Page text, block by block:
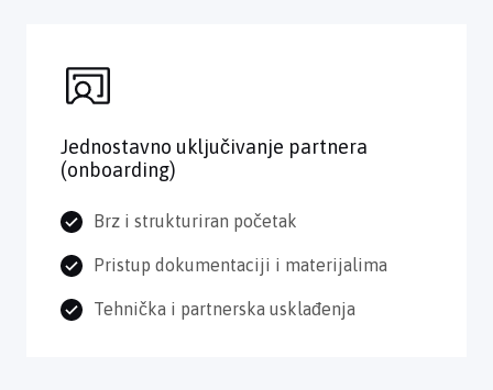
Jednostavno uključivanje partnera
(onboarding)
Brz i strukturiran početak
Pristup dokumentaciji i materijalima
Tehnička i partnerska usklađenja